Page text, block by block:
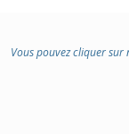
Vous pouvez cliquer